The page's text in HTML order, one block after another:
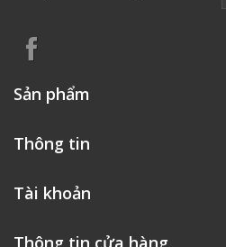
Sản phẩm
Thông tin
Tài khoản